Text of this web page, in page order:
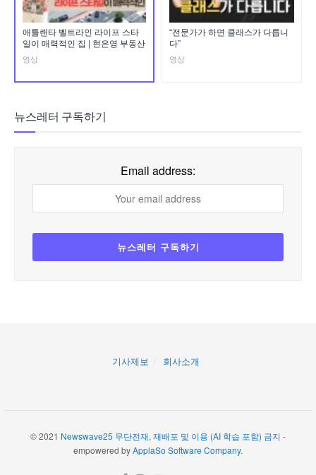
애틀랜타 벨트라인 라이프 스타
일이 매력적인 집 | 현은영 부동산
영상
“전문가가 하면 클래스가 다릅니
다”
영상
뉴스레터 구독하기
Email address:
기사제보 회사소개
© 2021 Newswave25 무단전재, 재배포 및 이용 (AI 학습 포함) 금지 -
empowered byApplaSo Software Company.